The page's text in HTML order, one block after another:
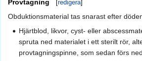
Provtagning [redigera]
Obduktionsmaterial tas snarast efter
Hjärtblod, likvor, cyst- eller
spruta ned materialet i ett sterilt rör,
provtagningspinne, som sedan förs